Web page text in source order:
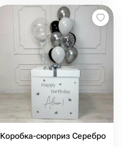
Коробка-сюрприз Серебро